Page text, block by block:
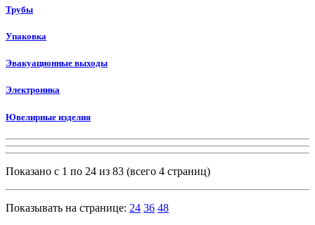
Трубы
Упаковка
Эвакуационные выходы
Электроника
Ювелирные изделия
Показано с 1 по 24 из 83 (всего 4 страниц)
Показывать на странице: 24 36 48